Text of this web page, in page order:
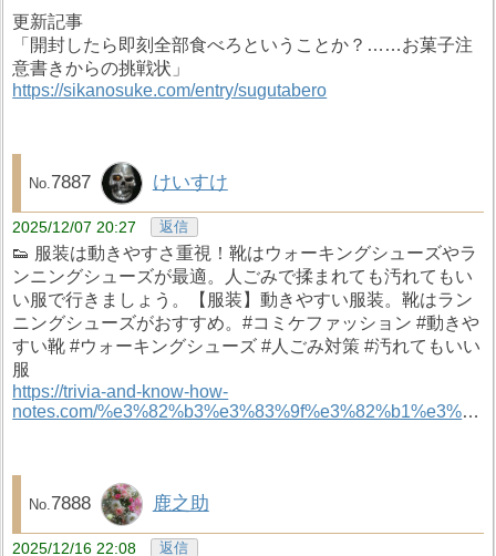
更新記事
「開封したら即刻全部食べろということか？……お菓子注
意書きからの挑戦状」
https://sikanosuke.com/entry/sugutabero
7887 けいすけ
2025/12/07 20:27 返信
👟 服装は動きやすさ重視！靴はウォーキングシューズやラ
ンニングシューズが最適。人ごみで揉まれても汚れてもい
い服で行きましょう。【服装】動きやすい服装。靴はラン
ニングシューズがおすすめ。#コミケファッション #動きや
すい靴 #ウォーキングシューズ #人ごみ対策 #汚れてもいい
服
https://trivia-and-know-how-
notes.com/%e3%82%b3%e3%83%9f%e3%82%b1%e3%81%8c%e6%a5%bd%e3%81%97%e3%82%80%e3%81%9f%e3%82%81%e5%88%9d%e5%bf%83%e8%80%85%e3%81%ab%e5%bf%85%e8%a6%81%e3%81%aa%e6%ba%96%e5%82%99%e3%80%80/
7888 鹿之助
2025/12/16 22:08 返信